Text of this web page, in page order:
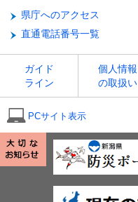
県庁へのアクセス
直通電話番号一覧
ガイド
ライン
個人情報
の取扱い
PCサイト表示